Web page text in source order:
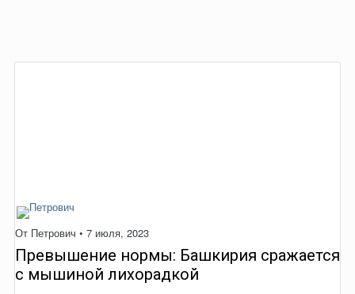
От Петрович • 7 июля, 2023
Превышение нормы: Башкирия сражается
с мышиной лихорадкой